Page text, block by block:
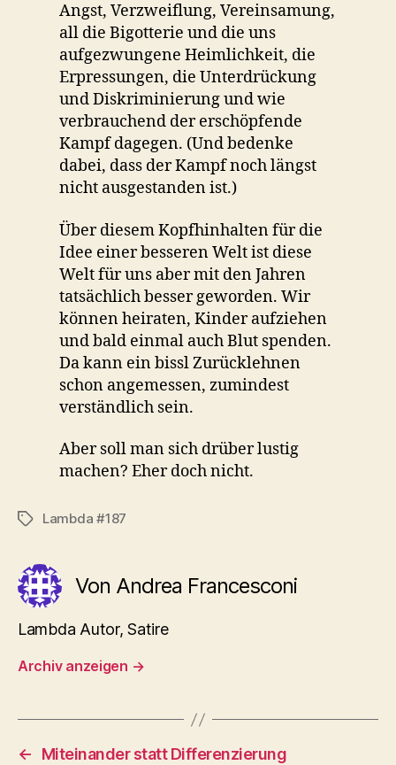
Angst, Verzweiflung, Vereinsamung,
all die Bigotterie und die uns
aufgezwungene Heimlichkeit, die
Erpressungen, die Unterdrückung
und Diskriminierung und wie
verbrauchend der erschöpfende
Kampf dagegen. (Und bedenke
dabei, dass der Kampf noch längst
nicht ausgestanden ist.)
Über diesem Kopfhinhalten für die
Idee einer besseren Welt ist diese
Welt für uns aber mit den Jahren
tatsächlich besser geworden. Wir
können heiraten, Kinder aufziehen
und bald einmal auch Blut spenden.
Da kann ein bissl Zurücklehnen
schon angemessen, zumindest
verständlich sein.
Aber soll man sich drüber lustig
machen? Eher doch nicht.
Schlagwörter
Lambda #187
Von Andrea Francesconi
Lambda Autor, Satire
Archiv anzeigen →
← Miteinander statt Differenzierung